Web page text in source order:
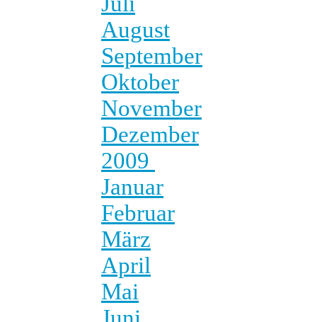
August
September
Oktober
November
Dezember
2009
Januar
Februar
März
April
Mai